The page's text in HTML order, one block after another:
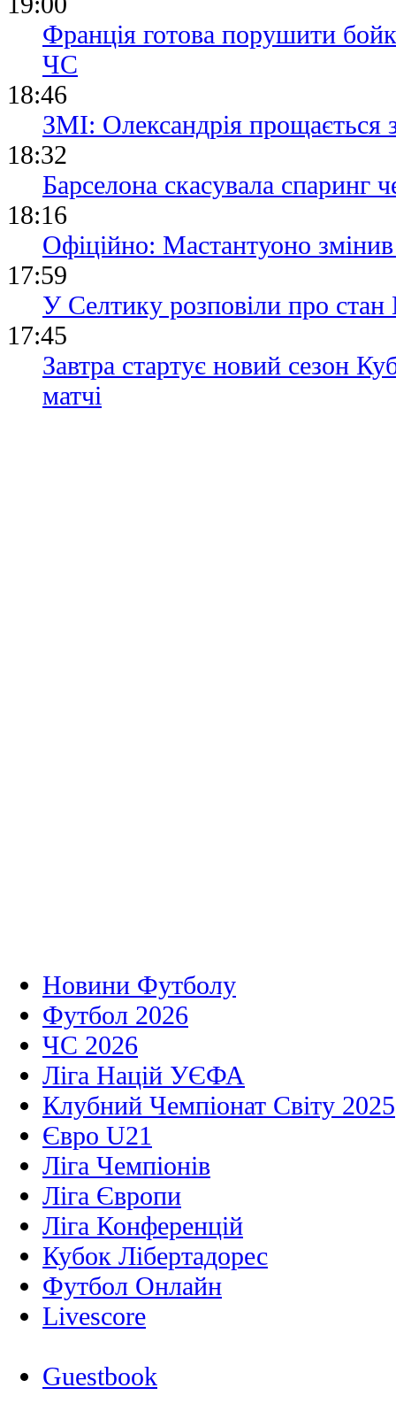
Франція готова порушити
ЧС
18:46
ЗМІ: Олександрія прощається
18:32
Барселона скасувала спаринг
18:16
Офіційно: Мастантуоно
17:59
У Селтику розповіли про стан
17:45
Завтра стартує новий сезон
матчі
Новини Футболу
Футбол 2026
ЧС 2026
Ліга Націй УЄФА
Клубний Чемпіонат Світу 2025
Євро U21
Ліга Чемпіонів
Ліга Європи
Ліга Конференцій
Кубок Лібертадорес
Футбол Онлайн
Livescore
Guestbook